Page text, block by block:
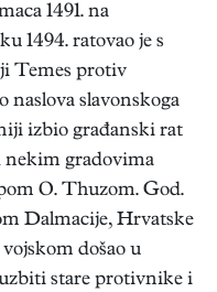
1491. na
1494. ratovao je s
Temes protiv
naslova slavonskoga
izbio građanski rat
nekim gradovima
O. Thuzom. God.
Dalmacije, Hrvatske
došao u
stare protivnike i